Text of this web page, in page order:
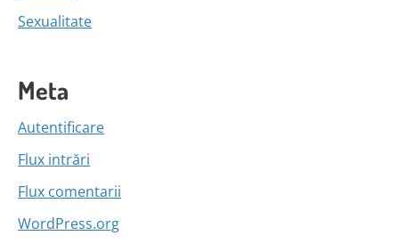
Sexualitate
Meta
Autentificare
Flux intrări
Flux comentarii
WordPress.org